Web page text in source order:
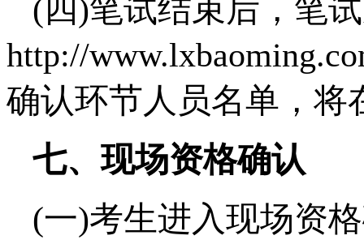
(四)笔试结束后，笔
http://
确认环节人员名单，将
七、现场资格确认
(一)考生进入现场资